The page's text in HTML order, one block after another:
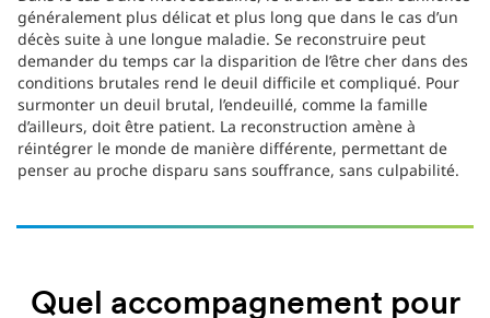
généralement plus délicat et plus long que dans le cas d’un
décès suite à une longue maladie. Se reconstruire peut
demander du temps car la disparition de l’être cher dans des
conditions brutales rend le deuil difficile et compliqué. Pour
surmonter un deuil brutal, l’endeuillé, comme la famille
d’ailleurs, doit être patient. La reconstruction amène à
réintégrer le monde de manière différente, permettant de
penser au proche disparu sans souffrance, sans culpabilité.
Quel accompagnement pour